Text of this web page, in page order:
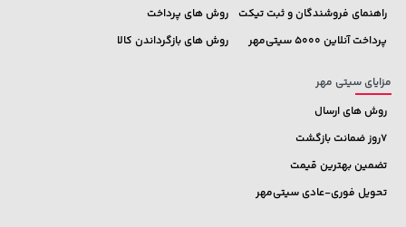
راهنمای فروشندگان و ثبت تیکت
پرداخت آنلاین 5000 سیتی‌مهر
روش های پرداخت
روش های بازگرداندن کالا
مزایای سیتی مهر
روش های ارسال
7روز ضمانت بازگشت
تضمین بهترین قیمت
تحویل فوری-عادی سیتی‌مهر